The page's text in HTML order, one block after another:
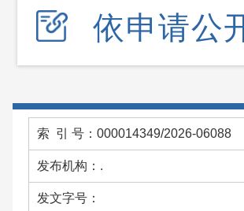
依申请公
索 引 号：000014349/2026-06088
发布机构：.
发文字号：